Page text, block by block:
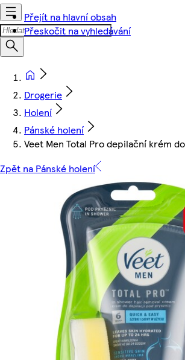
Přejít na hlavní obsah
Přeskočit na vyhledávání
Drogerie
Holení
Pánské holení
Veet Men Total Pro depilační krém
Zpět na Pánské holení